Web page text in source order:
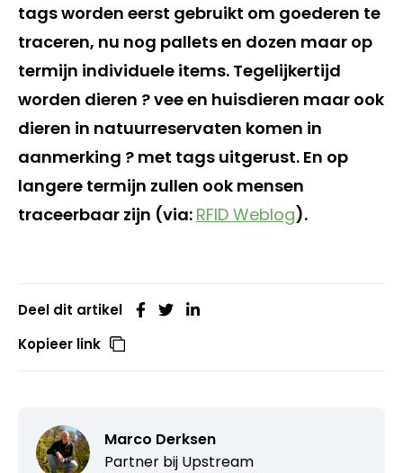
tags worden eerst gebruikt om goederen te
traceren, nu nog pallets en dozen maar op
termijn individuele items. Tegelijkertijd
worden dieren ? vee en huisdieren maar ook
dieren in natuurreservaten komen in
aanmerking ? met tags uitgerust. En op
langere termijn zullen ook mensen
traceerbaar zijn (via: RFID Weblog).
Deel dit artikel
Kopieer link
Marco Derksen
Partner bij Upstream